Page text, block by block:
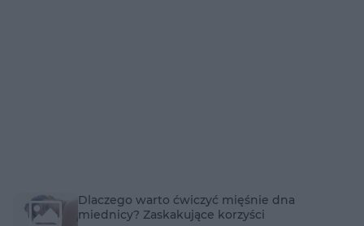
Dlaczego warto ćwiczyć mięśnie dna
miednicy? Zaskakujące korzyści